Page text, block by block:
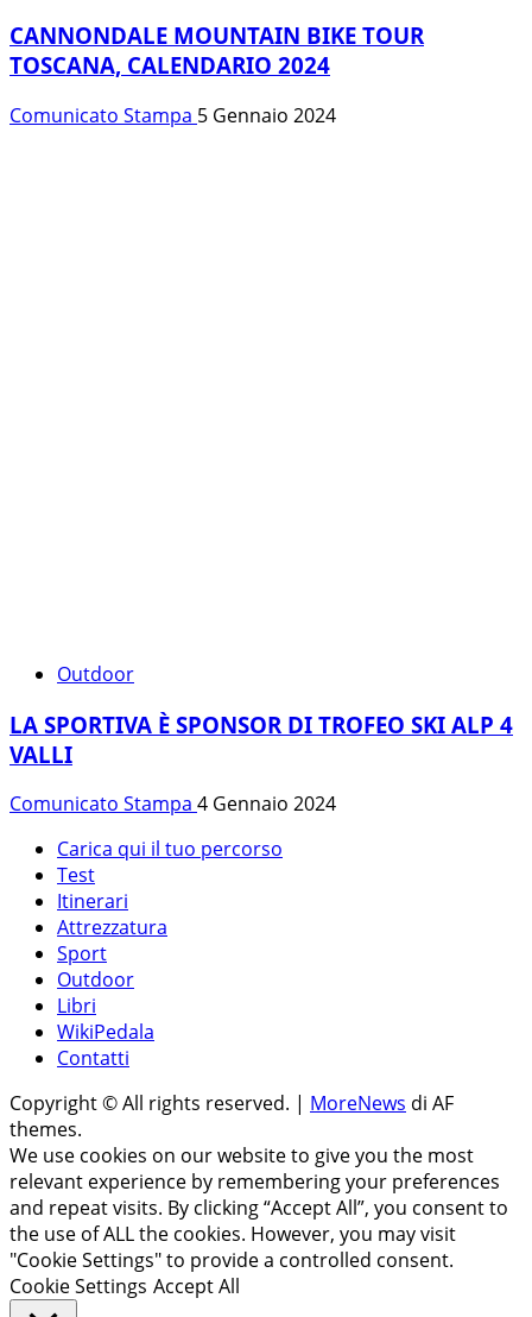
CANNONDALE MOUNTAIN BIKE TOUR
TOSCANA, CALENDARIO 2024
Comunicato Stampa 5 Gennaio 2024
Outdoor
LA SPORTIVA È SPONSOR DI TROFEO SKI ALP 4
VALLI
Comunicato Stampa 4 Gennaio 2024
Carica qui il tuo percorso
Test
Itinerari
Attrezzatura
Sport
Outdoor
Libri
WikiPedala
Contatti
Copyright © All rights reserved. | MoreNews di AF
themes.
We use cookies on our website to give you the most
relevant experience by remembering your preferences
and repeat visits. By clicking “Accept All”, you consent to
the use of ALL the cookies. However, you may visit
"Cookie Settings" to provide a controlled consent.
Cookie Settings Accept All